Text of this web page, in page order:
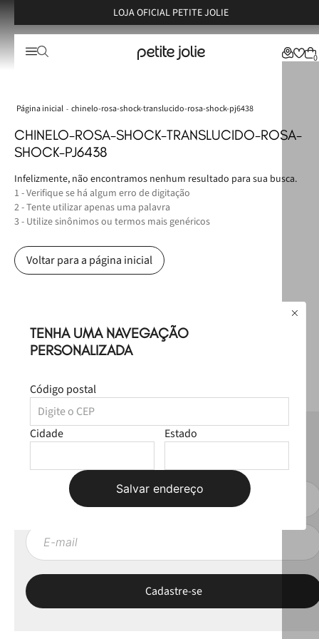
LOJA OFICIAL PETITE JOLIE
TENHA UMA NAVEGAÇÃO
PERSONALIZADA
Código postal
Cidade Estado
Salvar endereço
0
chinelo-rosa-shock-translucido-rosa-shock-pj6438
CHINELO-ROSA-SHOCK-TRANSLUCIDO-ROSA-
SHOCK-PJ6438
Infelizmente, não encontramos nenhum resultado para sua busca.
1 - Verifique se há algum erro de digitação
2 - Tente utilizar apenas uma palavra
3 - Utilize sinônimos ou termos mais genéricos
Voltar para a página inicial
NEWSLETTER